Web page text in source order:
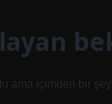
ama içimden bir şey